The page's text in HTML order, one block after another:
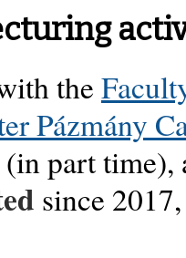
the
Pázmány
part time),
since